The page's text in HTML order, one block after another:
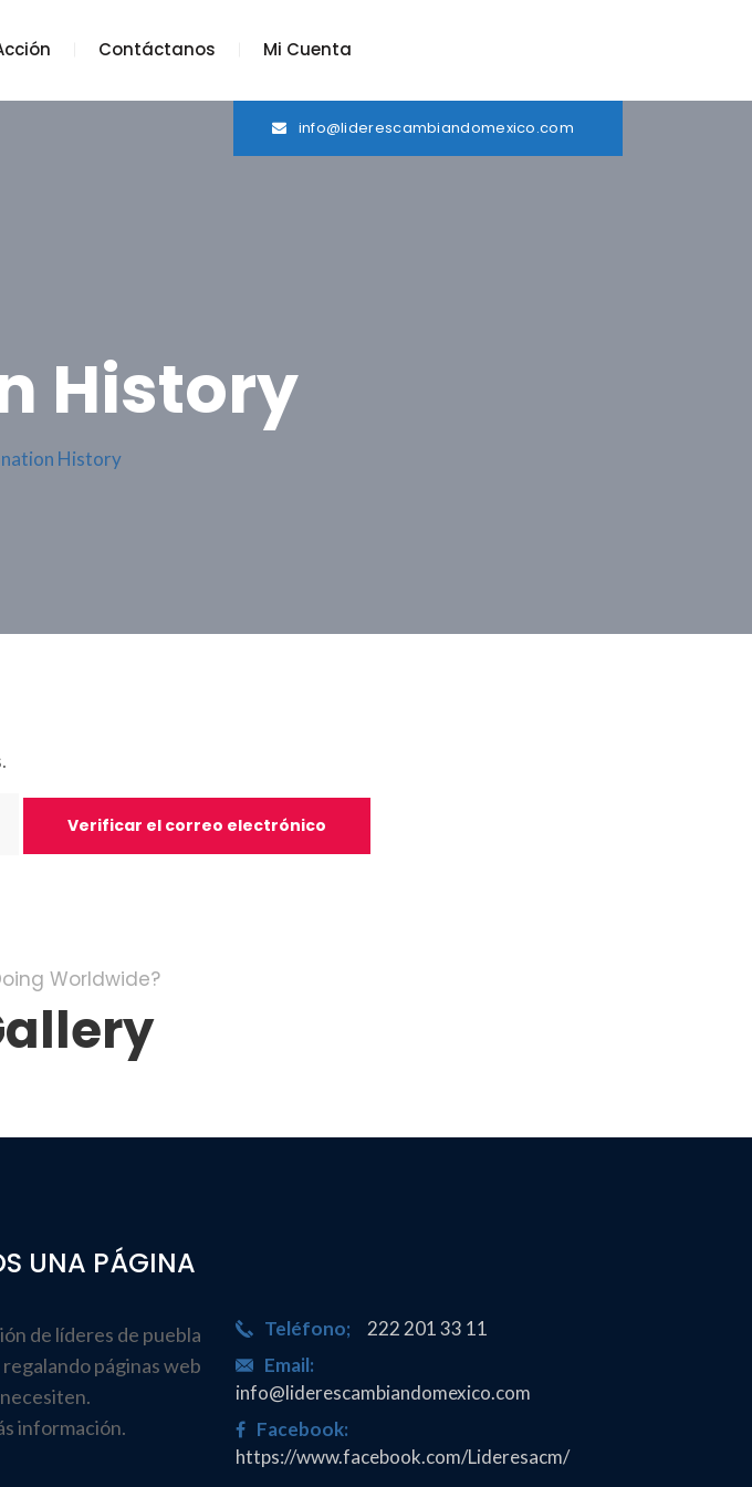
Contáctanos Mi Cuenta
info@liderescambiandomexico.com
History
History
Worldwide?
UNA PÁGINA
de líderes de puebla
regalando páginas web
información.
Teléfono;
222 201 33 11
Email:
info@liderescambiandomexico.com
Facebook:
https://www.facebook.com/Lideresacm/